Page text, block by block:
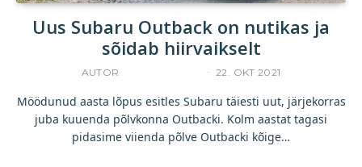
Uus Subaru Outback on nutikas ja
sõidab hiirvaikselt
AUTOR 22. OKT 2021
Möödunud aasta lõpus esitles Subaru täiesti uut, järjekorras
juba kuuenda põlvkonna Outbacki. Kolm aastat tagasi
pidasime viienda põlve Outbacki kõige…